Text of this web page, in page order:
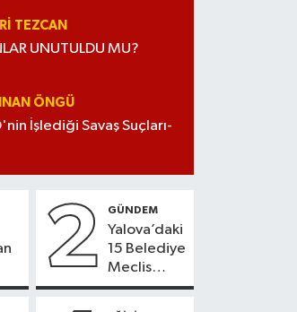
TEZCAN
UNUTULDU MU?
ÖNGÜ
İşlediği Savaş Suçları-
2 GÜNDEM
Yalova’daki
15 Belediye
Meclis
Üyesi Yeni